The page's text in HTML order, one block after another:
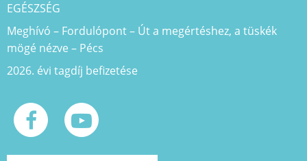
EGÉSZSÉG
Meghívó – Fordulópont – Út a megértéshez, a tüskék
mögé nézve – Pécs
2026. évi tagdíj befizetése